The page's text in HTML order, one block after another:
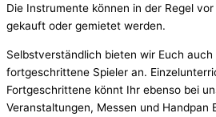
Die Instrumente können in der Regel
gekauft oder gemietet werden.
Selbstverständlich bieten wir Euch
fortgeschrittene Spieler an.
Fortgeschrittene könnt Ihr ebenso bei
Veranstaltungen, Messen und Handpan